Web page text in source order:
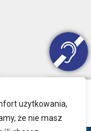
użytkowania,
że nie masz
Osobowych